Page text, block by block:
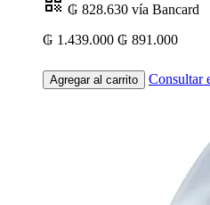
₲ 828.630 vía Bancard
₲ 1.439.000 ₲ 891.000
Agregar al carrito Consultar